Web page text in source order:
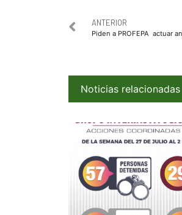
ANTERIOR
Noticias relacionadas